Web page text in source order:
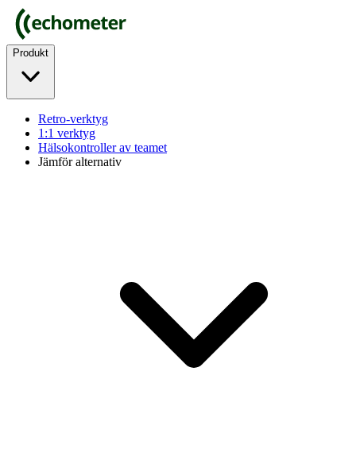
Produkt
Retro-verktyg
1:1 verktyg
Hälsokontroller av teamet
Jämför alternativ